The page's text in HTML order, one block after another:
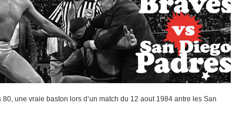
une vraie baston lors d’un match du 12 aout 1984 antre les San